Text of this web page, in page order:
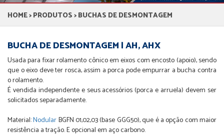
HOME>PRODUTOS> BUCHAS DE DESMONTAGEM
BUCHA DE DESMONTAGEM | AH, AHX
Usada para fixar rolamento cônico em eixos com encosto (apoio), sendo
que o eixo deve ter rosca, assim a porca pode empurrar a bucha contra
o rolamento.
É vendida independente e seus acessórios (porca e arruela) devem ser
solicitados separadamente.
Material:NodularBGFN 01,02,03 (base GGG50), que é a opção com maior
resistência a tração. E opcional em aço carbono.